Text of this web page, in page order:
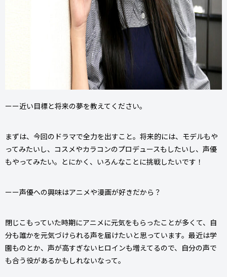
ーー近い目標と将来の夢を教えてください。
まずは、今回のドラマで全力を出すこと。将来的には、モデルもや
ってみたいし、コスメやカラコンのプロデュースもしたいし、声優
もやってみたい。とにかく、いろんなことに挑戦したいです！
ーー声優への興味はアニメや漫画が好きだから？
閉じこもっていた時期にアニメに元気をもらったことが多くて、自
分も誰かを元気づけられる声を届けたいと思っています。最近は学
園ものとか、声が高すぎないヒロインも増えてるので、自分の声で
も合う役があるかもしれないなって。